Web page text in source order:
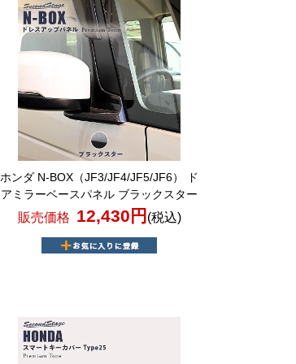
ホンダ N-BOX（JF3/JF4/JF5/JF6） ド
アミラーベースパネル ブラックスター
販売価格 12,430円 (税込)